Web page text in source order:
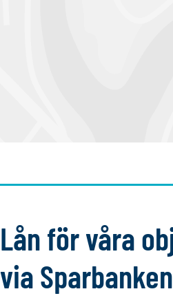
Lån för våra
via Sparbanken